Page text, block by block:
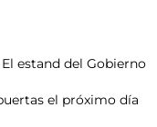
El estand del Gobierno
el próximo día